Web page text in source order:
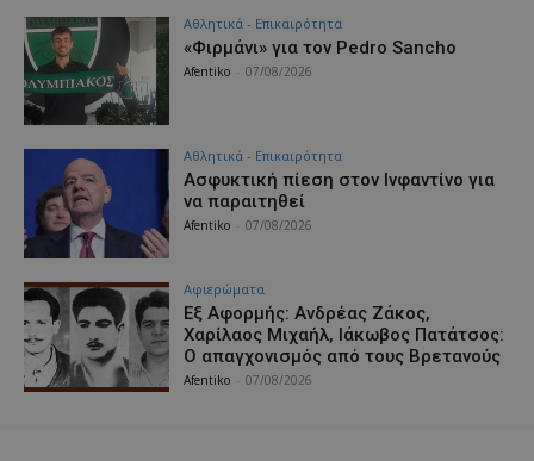
Αθλητικά - Επικαιρότητα
«Φιρμάνι» για τον Pedro Sancho
Afentiko 07/08/2026
Αθλητικά - Επικαιρότητα
Ασφυκτική πίεση στον Ινφαντίνο για
να παραιτηθεί
Afentiko 07/08/2026
Aφιερώματα
Εξ Αφορμής: Ανδρέας Ζάκος,
Χαρίλαος Μιχαήλ, Ιάκωβος Πατάτσος:
Ο απαγχονισμός από τους Βρετανούς
Afentiko 07/08/2026